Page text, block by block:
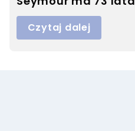
Czytaj dalej